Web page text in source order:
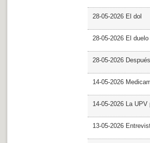
28-05-2026 El dol
28-05-2026 El duelo
28-05-2026
14-05-2026
14-05-2026 La
13-05-2026